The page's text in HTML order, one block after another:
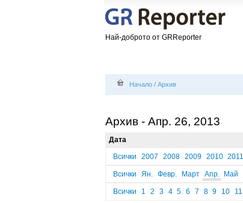
Най-доброто от GRReporter
Начало / Архив
Архив - Апр. 26, 2013
Дата
Всички
2007 2008 2009 2010 2011
Всички Ян. Февр. Март Апр. Май
Всички 1 2 3 4 5 6 7 8 9 10 11